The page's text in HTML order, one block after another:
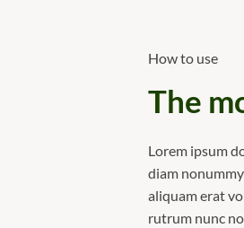
How to use
The
Lorem ipsum
diam
aliquam erat
rutrum nunc